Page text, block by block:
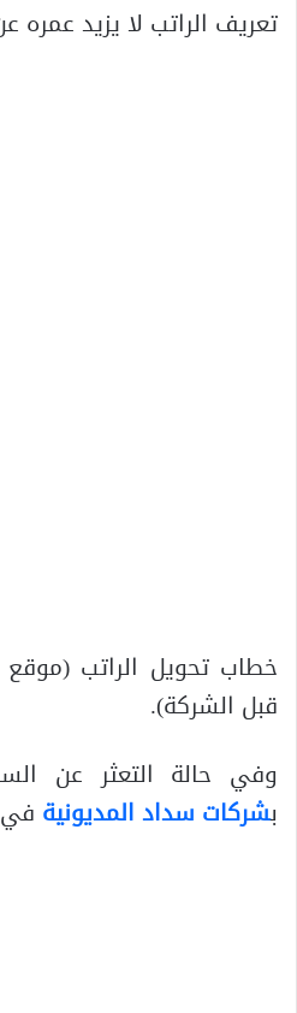
تعريف الراتب لا يزيد
خطاب تحويل الراتب
قبل الشركة).
وفي حالة التعثر عن
بشركات سداد المديونية في